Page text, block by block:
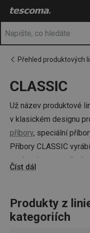
Přehled produktových
CLASSIC
Už název produktové
v klasickém designu
příbory, speciální
Příbory CLASSIC
poskytujeme na ně
Číst dál
Produkty z
kategoriích